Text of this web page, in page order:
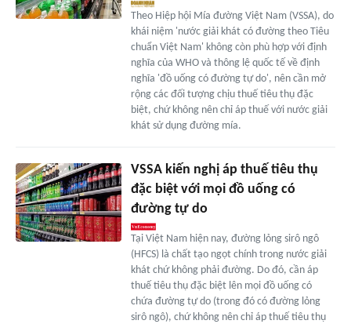
Theo Hiệp hội Mía đường Việt Nam (VSSA), do
khái niệm 'nước giải khát có đường theo Tiêu
chuẩn Việt Nam' không còn phù hợp với định
nghĩa của WHO và thông lệ quốc tế về định
nghĩa 'đồ uống có đường tự do', nên cần mở
rộng các đối tượng chịu thuế tiêu thụ đặc
biệt, chứ không nên chỉ áp thuế với nước giải
khát sử dụng đường mía.
VSSA kiến nghị áp thuế tiêu thụ
đặc biệt với mọi đồ uống có
đường tự do
Tại Việt Nam hiện nay, đường lỏng sirô ngô
(HFCS) là chất tạo ngọt chính trong nước giải
khát chứ không phải đường. Do đó, cần áp
thuế tiêu thụ đặc biệt lên mọi đồ uống có
chứa đường tự do (trong đó có đường lỏng
sirô ngô), chứ không nên chỉ áp thuế tiêu thụ